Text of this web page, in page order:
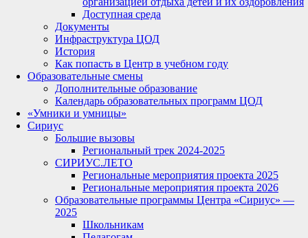
Доступная среда
Документы
Инфраструктура ЦОД
История
Как попасть в Центр в учебном году
Образовательные смены
Дополнительные образование
Календарь образовательных программ ЦОД
«Умники и умницы»
Сириус
Большие вызовы
Региональный трек 2024-2025
СИРИУС.ЛЕТО
Региональные мероприятия проекта 2025
Региональные мероприятия проекта 2026
Образовательные программы Центра «Сириус» —
2025
Школьникам